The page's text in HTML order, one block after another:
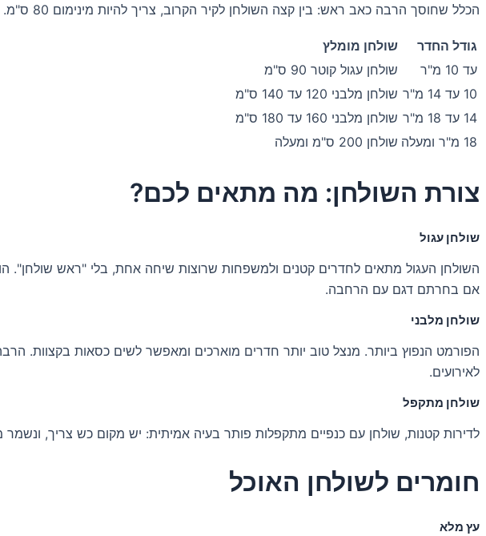
הכלל שחוסך הרבה כאב ראש: בין קצה השולחן לקיר הקרוב, צריך להיות מינימום 80 ס"מ. זה המינימום לשבת ולקום בנוחות. 100 ס"מ נוח יותר.
גודל החדר
שולחן מומלץ
עד 10 מ"ר
שולחן עגול קוטר 90 ס"מ
10 עד 14 מ"ר
שולחן מלבני 120 עד 140 ס"מ
14 עד 18 מ"ר
שולחן מלבני 160 עד 180 ס"מ
18 מ"ר ומעלה
שולחן 200 ס"מ ומעלה
צורת השולחן: מה מתאים לכם?
שולחן עגול
השולחן העגול מתאים לחדרים קטנים ולמשפחות שרוצות שיחה אחת, בלי "ראש שולחן".
אם בחרתם דגם עם הרחבה.
שולחן מלבני
לאירועים.
שולחן מתקפל
לדירות קטנות, שולחן עם כנפיים מתקפלות פותר בעיה אמיתית: יש מקום כש צריך,
חומרים לשולחן האוכל
עץ מלא